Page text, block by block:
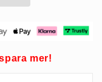
mer!